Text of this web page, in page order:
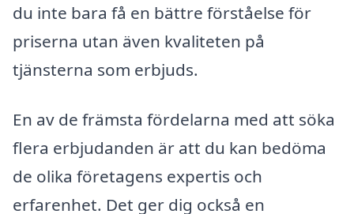
du inte bara få en bättre förståelse för
priserna utan även kvaliteten på
tjänsterna som erbjuds.
En av de främsta fördelarna med att söka
flera erbjudanden är att du kan bedöma
de olika företagens expertis och
erfarenhet. Det ger dig också en